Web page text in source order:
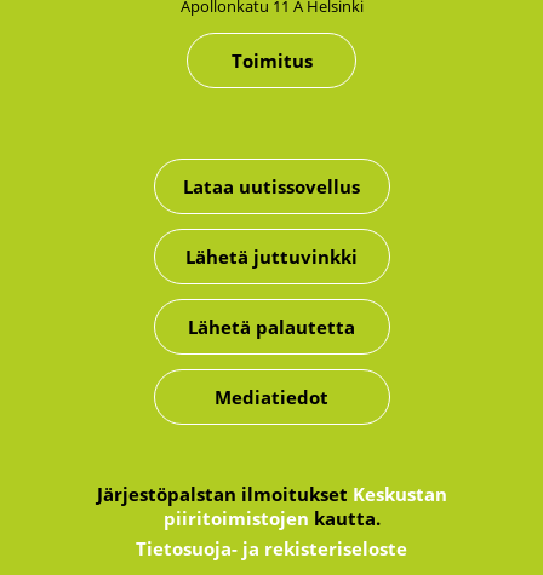
Apol­lon­ka­tu 11 A Hel­sin­ki
Toimitus
Lataa uutissovellus
Lähetä juttuvinkki
Lähetä palautetta
Mediatiedot
Järjestöpalstan ilmoitukset Keskustan
piiritoimistojen kautta.
Tietosuoja- ja rekisteriseloste